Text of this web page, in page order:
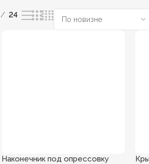
24
Наконечник под опресcовку